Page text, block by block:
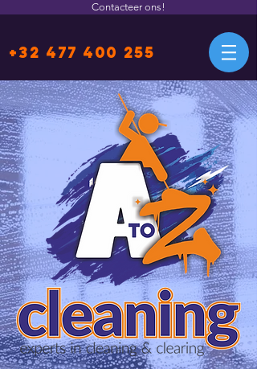
Contacteer ons!
+32 477 400 255